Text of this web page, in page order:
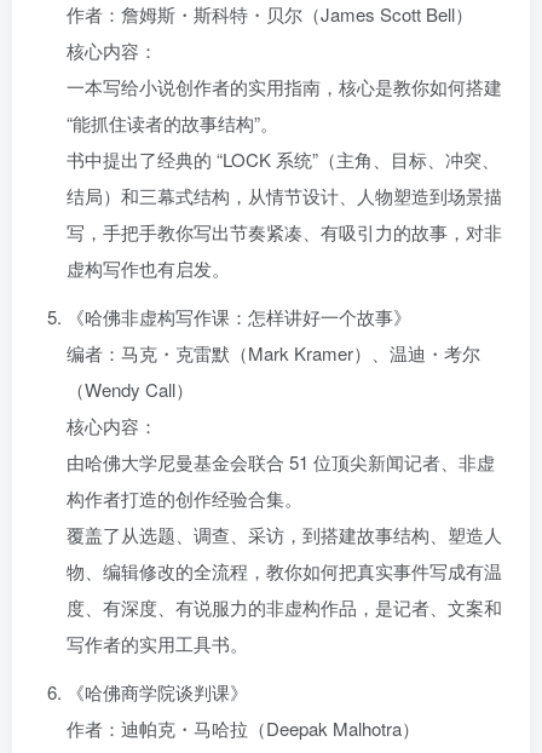
作者：詹姆斯・斯科特・贝尔（James Scott Bell）
核心内容：
一本写给小说创作者的实用指南，核心是教你如何搭建
“能抓住读者的故事结构”。
书中提出了经典的 “LOCK 系统”（主角、目标、冲突、
结局）和三幕式结构，从情节设计、人物塑造到场景描
写，手把手教你写出节奏紧凑、有吸引力的故事，对非
虚构写作也有启发。
《哈佛非虚构写作课：怎样讲好一个故事》
编者：马克・克雷默（Mark Kramer）、温迪・考尔
（Wendy Call）
核心内容：
由哈佛大学尼曼基金会联合 51 位顶尖新闻记者、非虚
构作者打造的创作经验合集。
覆盖了从选题、调查、采访，到搭建故事结构、塑造人
物、编辑修改的全流程，教你如何把真实事件写成有温
度、有深度、有说服力的非虚构作品，是记者、文案和
写作者的实用工具书。
《哈佛商学院谈判课》
作者：迪帕克・马哈拉（Deepak Malhotra）